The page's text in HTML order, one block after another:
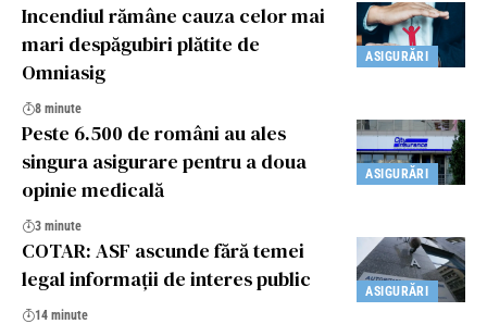
ASIGURĂRI
Incendiul rămâne cauza celor mai
mari despăgubiri plătite de
Omniasig
8 minute
ASIGURĂRI
Peste 6.500 de români au ales
singura asigurare pentru a doua
opinie medicală
3 minute
ASIGURĂRI
COTAR: ASF ascunde fără temei
legal informații de interes public
14 minute